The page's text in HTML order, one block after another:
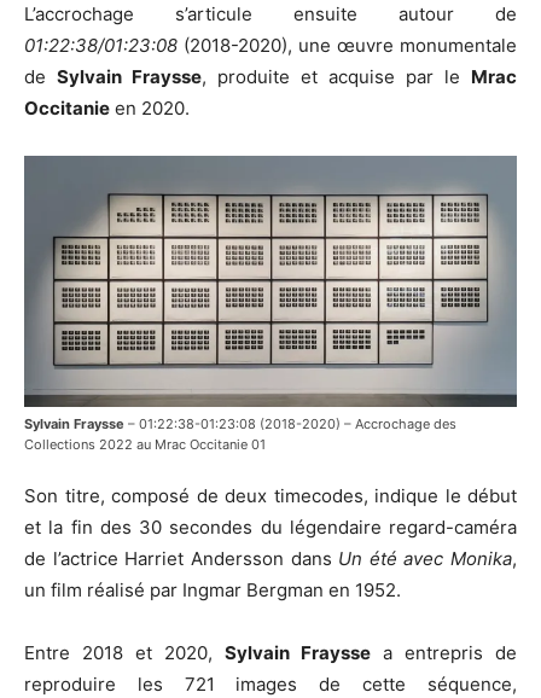
L’accrochage s’articule ensuite autour de
01:22:38/01:23:08 (2018-2020), une œuvre monumentale
de Sylvain Fraysse, produite et acquise par le Mrac
Occitanie en 2020.
Sylvain Fraysse – 01:22:38-01:23:08 (2018-2020) – Accrochage des
Collections 2022 au Mrac Occitanie 01
Son titre, composé de deux timecodes, indique le début
et la fin des 30 secondes du légendaire regard-caméra
de l’actrice Harriet Andersson dans Un été avec Monika,
un film réalisé par Ingmar Bergman en 1952.
Entre 2018 et 2020, Sylvain Fraysse a entrepris de
reproduire les 721 images de cette séquence,